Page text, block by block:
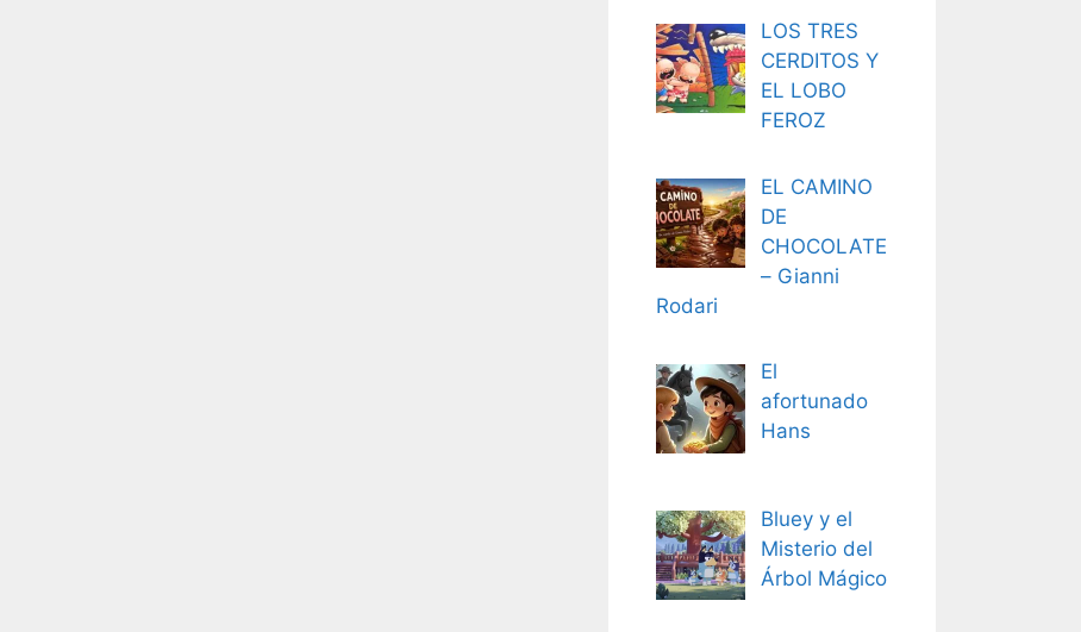
LOS TRES
CERDITOS Y
EL LOBO
FEROZ
EL CAMINO
DE
CHOCOLATE
– Gianni
Rodari
El
afortunado
Hans
Bluey y el
Misterio del
Árbol Mágico